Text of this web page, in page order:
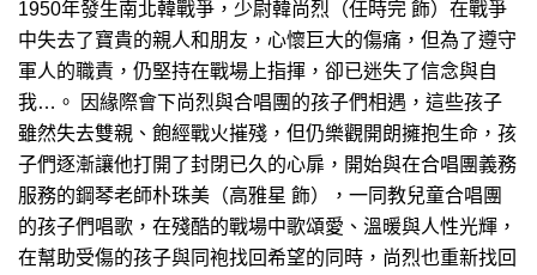
1950年發生南北韓戰爭，少尉韓尚烈（任時完 飾）在戰爭
中失去了寶貴的親人和朋友，心懷巨大的傷痛，但為了遵守
軍人的職責，仍堅持在戰場上指揮，卻已迷失了信念與自
我…。 因緣際會下尚烈與合唱團的孩子們相遇，這些孩子
雖然失去雙親、飽經戰火摧殘，但仍樂觀開朗擁抱生命，孩
子們逐漸讓他打開了封閉已久的心扉，開始與在合唱團義務
服務的鋼琴老師朴珠美（高雅星 飾），一同教兒童合唱團
的孩子們唱歌，在殘酷的戰場中歌頌愛、溫暖與人性光輝，
在幫助受傷的孩子與同袍找回希望的同時，尚烈也重新找回